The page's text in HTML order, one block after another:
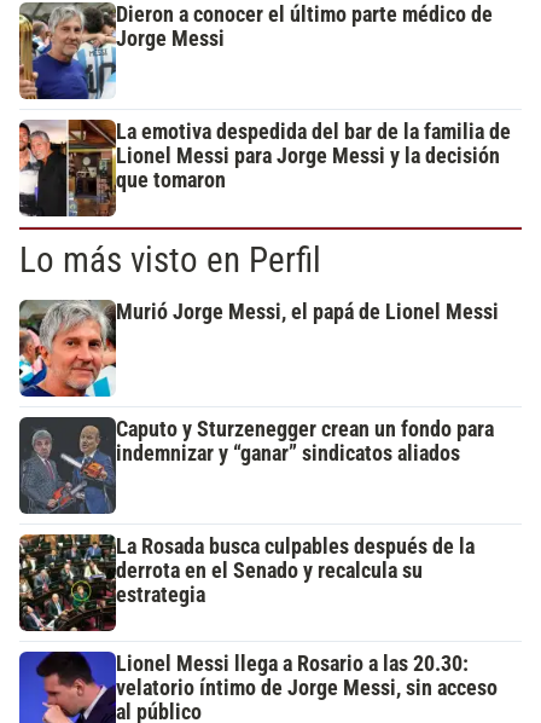
Dieron a conocer el último parte médico de
Jorge Messi
La emotiva despedida del bar de la familia de
Lionel Messi para Jorge Messi y la decisión
que tomaron
Lo más visto en Perfil
Murió Jorge Messi, el papá de Lionel Messi
Caputo y Sturzenegger crean un fondo para
indemnizar y “ganar” sindicatos aliados
La Rosada busca culpables después de la
derrota en el Senado y recalcula su
estrategia
Lionel Messi llega a Rosario a las 20.30:
velatorio íntimo de Jorge Messi, sin acceso
al público